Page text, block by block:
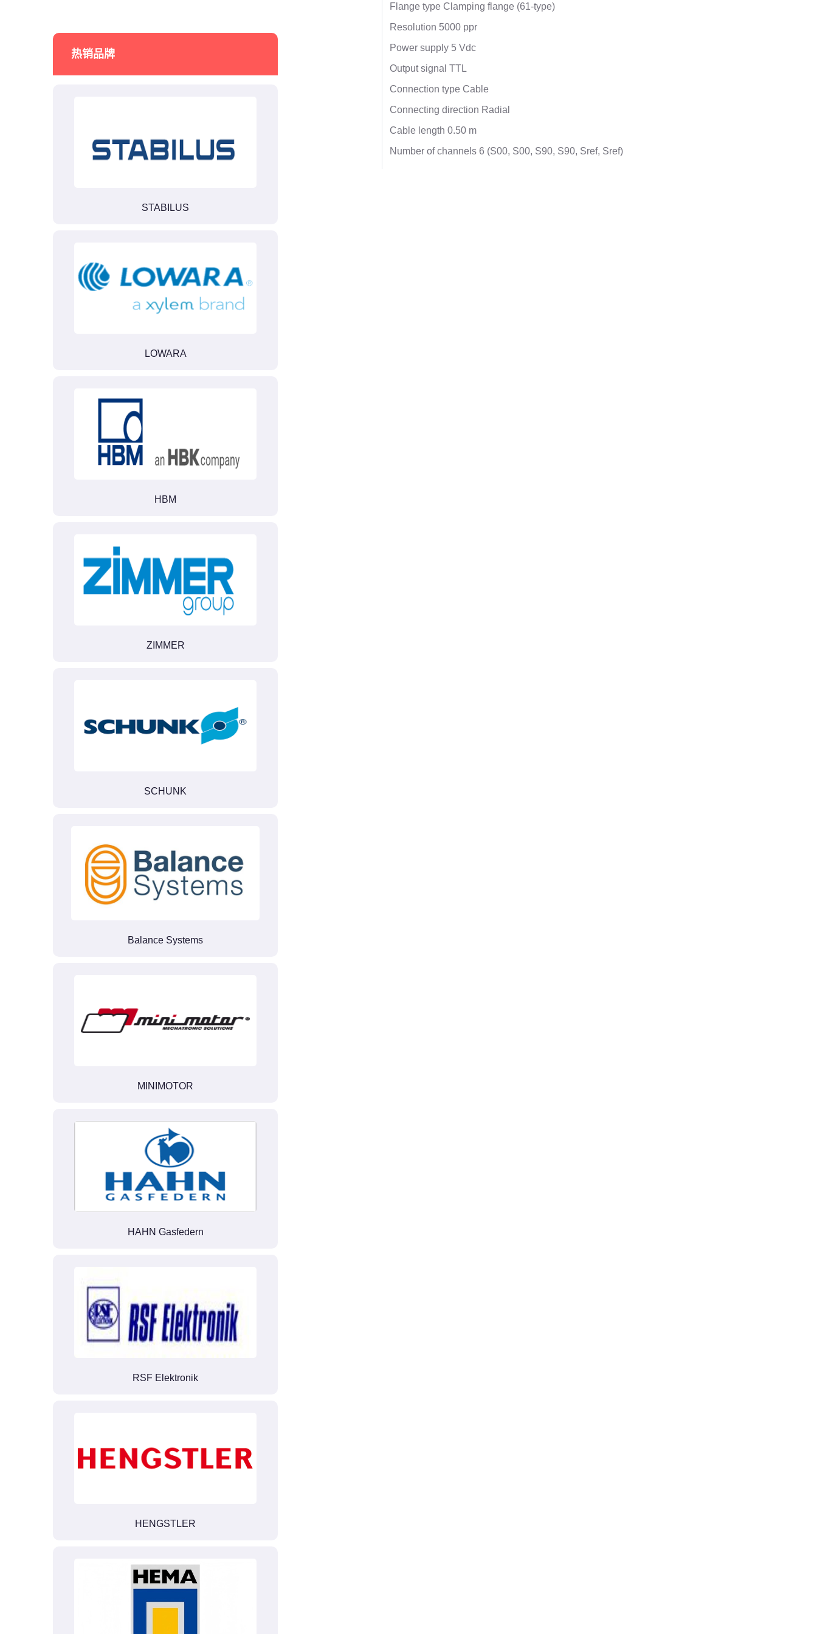
热销品牌
STABILUS
LOWARA
HBM
ZIMMER
SCHUNK
Balance Systems
MINIMOTOR
HAHN Gasfedern
RSF Elektronik
HENGSTLER
Flange type Clamping flange (61-type)
Resolution 5000 ppr
Power supply 5 Vdc
Output signal TTL
Connection type Cable
Connecting direction Radial
Cable length 0.50 m
Number of channels 6 (S00, S00, S90, S90, Sref, Sref)